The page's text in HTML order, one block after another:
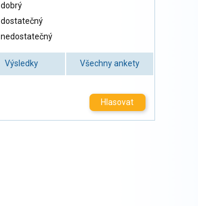
dobrý
dostatečný
nedostatečný
Výsledky Všechny ankety
Hlasovat